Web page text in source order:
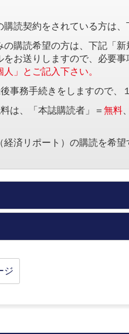
読契約をされている方は、
購読希望の方は、下記「新
をお送りしますので、必要事
」とご記入下さい。
事務手続きをしますので、
は、「本誌購読者」＝ 無料
済リポート）の購読を希望
ジ